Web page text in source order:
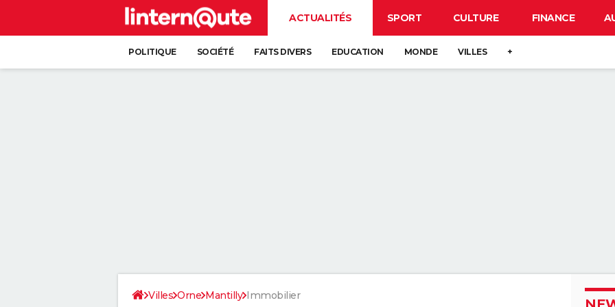
ACTUALITÉS SPORT CULTURE FINANCE
POLITIQUE SOCIÉTÉ FAITS DIVERS EDUCATION MONDE VILLES +
Villes Orne Mantilly Immobilier